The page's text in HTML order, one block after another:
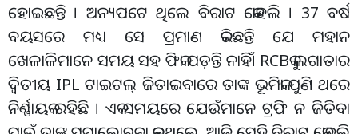
ହୋଇଛନ୍ତି । ଅନ୍ୟପଟେ ଥିଲେ ବିରାଟ କୋହଲି । 37 ବର୍ଷ
ବୟସରେ ମଧ୍ୟ ସେ ପ୍ରମାଣ କରିଛନ୍ତି ଯେ ମହାନ
ଖେଳାଳିମାନେ ସମୟ ସହ ଫିକା ପଡ଼ନ୍ତି ନାହିଁ। RCBକୁ ଲଗାତାର
ଦ୍ୱିତୀୟ IPL ଟାଇଟଲ୍ ଜିତାଇବାରେ ତାଙ୍କ ଭୂମିକା ପୁଣି ଥରେ
ନିର୍ଣ୍ଣାୟକ ରହିଛି । ଏକ ସମୟରେ ଯେଉଁମାନେ ଟ୍ରଫି ନ ଜିତିବା